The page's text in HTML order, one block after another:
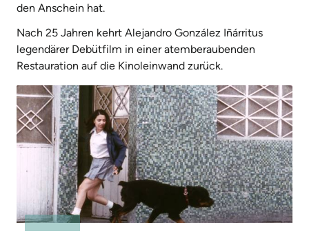
den Anschein hat.
Nach 25 Jahren kehrt Alejandro González Iñárritus
legendärer Debütfilm in einer atemberaubenden
Restauration auf die Kinoleinwand zurück.